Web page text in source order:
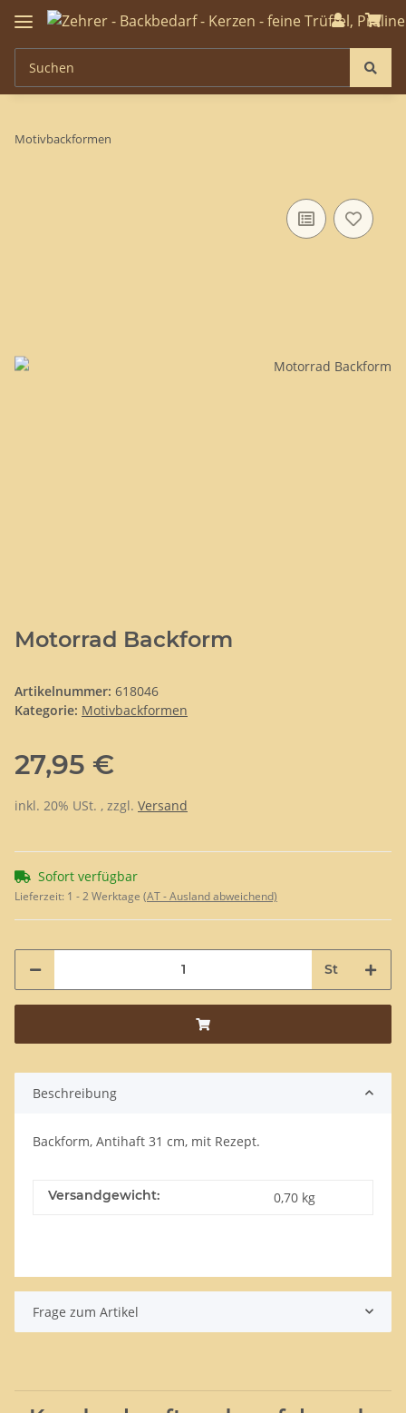
Motivbackformen
Motorrad Backform
Artikelnummer: 618046
Kategorie: Motivbackformen
27,95 €
inkl. 20% USt. , zzgl. Versand
Sofort verfügbar
Lieferzeit: 1 - 2 Werktage (AT - Ausland abweichend)
St
Beschreibung
Backform, Antihaft 31 cm, mit Rezept.
Versandgewicht: 0,70 kg
Frage zum Artikel